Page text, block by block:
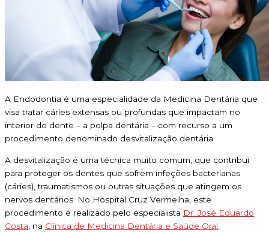
A Endodontia é uma especialidade da Medicina Dentária que
visa tratar cáries extensas ou profundas que impactam no
interior do dente – a polpa dentária – com recurso a um
procedimento denominado desvitalização dentária.
A desvitalização é uma técnica muito comum, que contribui
para proteger os dentes que sofrem infeções bacterianas
(cáries), traumatismos ou outras situações que atingem os
nervos dentários. No Hospital Cruz Vermelha, este
procedimento é realizado pelo especialista Dr. José Eduardo
Costa , na Clínica de Medicina Dentária e Saúde Oral